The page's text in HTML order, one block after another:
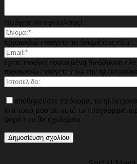
εισάγετε το σχόλιό σας!
παρακαλώ εισάγετε το όνομά σας εδώ
έχετε εισάγει εσφαλμένη διεύθυνση
παρακαλώ εισάγετε εδώ την
αποθηκεύστε το όνομα, το
ιστότοπό μου σε αυτό το πρόγραμμα
φορά που θα σχολιάσω.